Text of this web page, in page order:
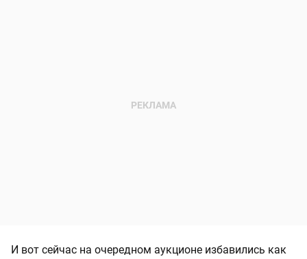
И вот сейчас на очередном аукционе избавились как